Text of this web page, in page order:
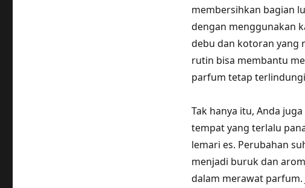
membersihkan bagian
dengan menggunakan
debu dan kotoran yang
rutin bisa membantu
parfum tetap terlindungi
Tak hanya itu, Anda
tempat yang terlalu
lemari es. Perubahan
menjadi buruk dan
dalam merawat